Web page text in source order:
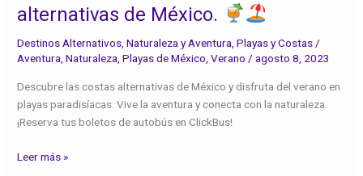
alternativas de México.
Destinos Alternativos,Naturaleza y Aventura,Playas y Costas/
Aventura,Naturaleza,Playas de México,Verano /agosto 8, 2023
Descubre las costas alternativas de México y disfruta del verano en
playas paradisíacas. Vive la aventura y conecta con la naturaleza.
¡Reserva tus boletos de autobús en ClickBus!
Leer más »